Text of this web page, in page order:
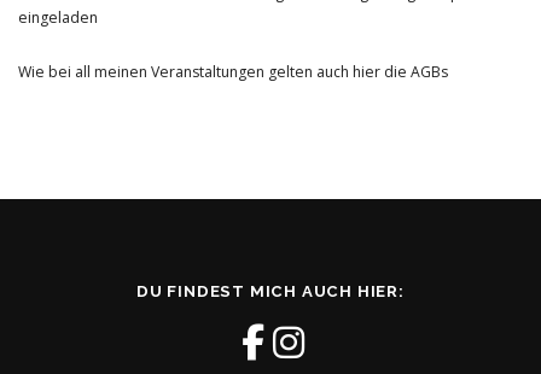
eingeladen
Wie bei all meinen Veranstaltungen gelten auch hier die AGBs
DU FINDEST MICH AUCH HIER: